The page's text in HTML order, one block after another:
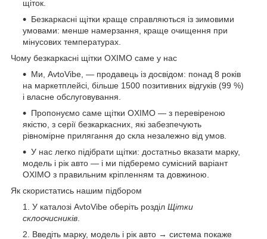
щіток.
Безкаркасні щітки краще справляються із зимовими
умовами: менше намерзання, краще очищення при
мінусових температурах.
Чому безкаркасні щітки OXIMO саме у нас
Ми, AvtoVibe, — продавець із досвідом: понад 8 років
на маркетплейсі, більше 1500 позитивних відгуків (99 %)
і власне обслуговування.
Пропонуємо саме щітки OXIMO — з перевіреною
якістю, з серії безкаркасних, які забезпечують
рівномірне прилягання до скла незалежно від умов.
У нас легко підібрати щітки: достатньо вказати марку,
модель і рік авто — і ми підберемо сумісний варіант
OXIMO з правильним кріпленням та довжиною.
Як скористатись нашим підбором
У каталозі AvtoVibe оберіть розділ Щітки
склоочисників
Введіть марку, модель і рік авто → система покаже